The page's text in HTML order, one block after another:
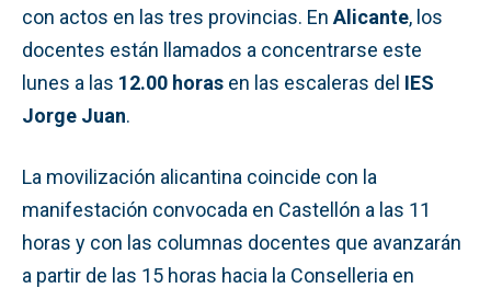
con actos en las tres provincias. En Alicante, los
docentes están llamados a concentrarse este
lunes a las 12.00 horas en las escaleras del IES
Jorge Juan.
La movilización alicantina coincide con la
manifestación convocada en Castellón a las 11
horas y con las columnas docentes que avanzarán
a partir de las 15 horas hacia la Conselleria en